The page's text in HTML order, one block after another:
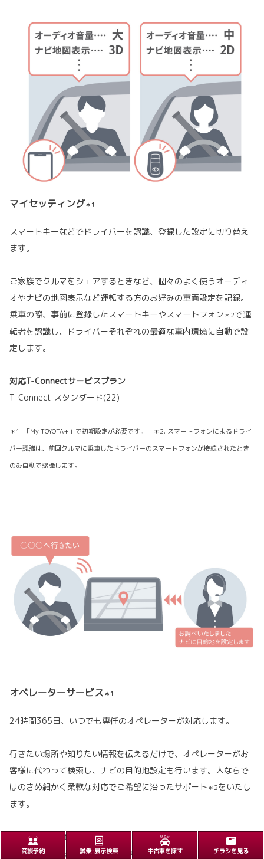
マイセッティング＊1
スマートキーなどでドライバーを認識、登録した設定に切り替え
ます。
ご家族でクルマをシェアするときなど、個々のよく使うオーディ
オやナビの地図表示など運転する方のお好みの車両設定を記録。
乗車の際、事前に登録したスマートキーやスマートフォン＊2で運
転者を認識し、ドライバーそれぞれの最適な車内環境に自動で設
定します。
対応T-Connectサービスプラン
T-Connect スタンダード(22)
＊1. 「My TOYOTA+」で初期設定が必要です。 ＊2. スマートフォンによるドライ
バー認識は、前回クルマに乗車したドライバーのスマートフォンが接続されたとき
のみ自動で認識します。
オペレーターサービス＊1
24時間365日、いつでも専任のオペレーターが対応します。
行きたい場所や知りたい情報を伝えるだけで、オペレーターがお
客様に代わって検索し、ナビの目的地設定も行います。人ならで
はのきめ細かく柔軟な対応でご希望に沿ったサポート＊2をいたし
ます。
対応T-Connectサービスプラン
T-Connect スタンダード(22) 有料オプション
商談予約 試乗･展示検索 中古車を探す チラシを見る